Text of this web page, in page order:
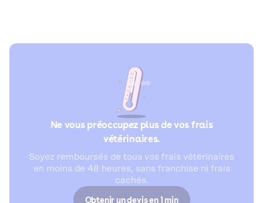
Ne vous préoccupez plus de vos frais
vétérinaires.
Soyez remboursés de tous vos frais vétérinaires
en moins de 48 heures, sans franchise ni frais
cachés.
Obtenir un devis en 1 min